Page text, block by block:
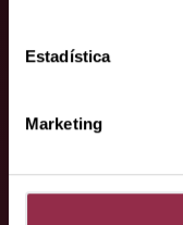
Estadística
Marketing